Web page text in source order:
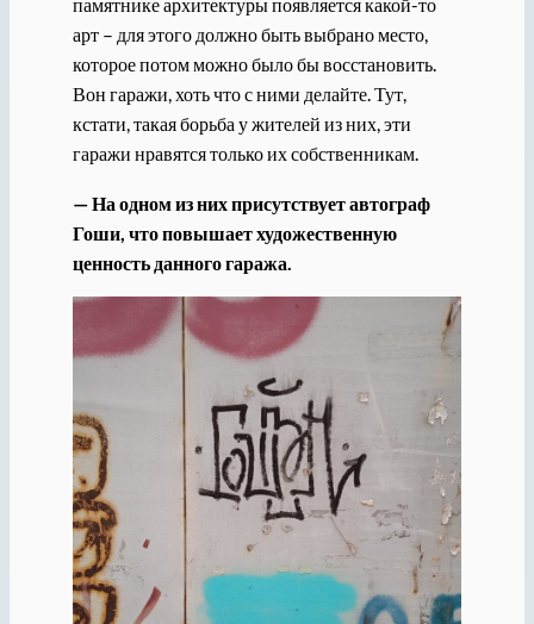
памятнике архитектуры появляется какой-то
арт – для этого должно быть выбрано место,
которое потом можно было бы восстановить.
Вон гаражи, хоть что с ними делайте. Тут,
кстати, такая борьба у жителей из них, эти
гаражи нравятся только их собственникам.
— На одном из них присутствует автограф
Гоши, что повышает художественную
ценность данного гаража.